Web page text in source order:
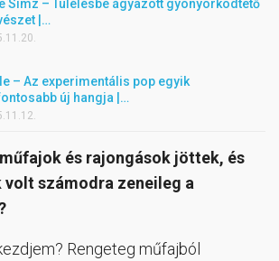
Simz – Túlélésbe ágyazott gyönyörködtető
|…
– Az experimentális pop egyik
új hangja |…
és rajongások jöttek, és
számodra zeneileg a
Rengeteg műfajból